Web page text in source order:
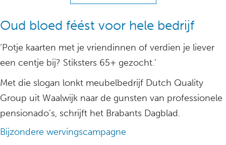
Oud bloed féést voor hele bedrijf
‘Potje kaarten met je vriendinnen of verdien je liever
een centje bij? Stiksters 65+ gezocht.’
Met die slogan lonkt meubelbedrijf Dutch Quality
Group uit Waalwijk naar de gunsten van professionele
pensionado’s, schrijft het Brabants Dagblad.
Bijzondere wervingscampagne